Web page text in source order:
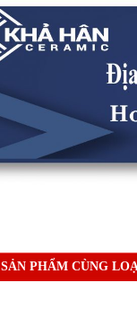
SẢN PHẨM CÙNG